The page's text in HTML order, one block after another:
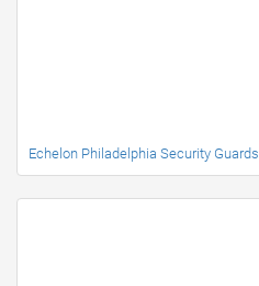
Echelon Philadelphia Security Guards